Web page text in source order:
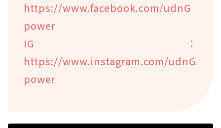
https://www.facebook.com/udnG
power
IG：
https://www.instagram.com/udnG
power